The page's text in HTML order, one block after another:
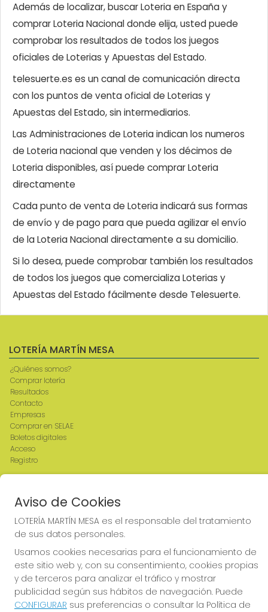
Además de localizar, buscar Loteria en España y
comprar Loteria Nacional donde elija, usted puede
comprobar los resultados de todos los juegos
oficiales de Loterias y Apuestas del Estado.
telesuerte.es es un canal de comunicación directa
con los puntos de venta oficial de Loterias y
Apuestas del Estado, sin intermediarios.
Las Administraciones de Loteria indican los numeros
de Loteria nacional que venden y los décimos de
Loteria disponibles, así puede comprar Loteria
directamente
Cada punto de venta de Loteria indicará sus formas
de envío y de pago para que pueda agilizar el envío
de la Loteria Nacional directamente a su domicilio.
Si lo desea, puede comprobar también los resultados
de todos los juegos que comercializa Loterias y
Apuestas del Estado fácilmente desde Telesuerte.
LOTERÍA MARTÍN MESA
¿Quiénes somos?
Comprar lotería
Resultados
Contacto
Empresas
Comprar en SELAE
Boletos digitales
Acceso
Registro
CONTACTO
ADMINISTRACION DE LOTERIAS: 2-CIUDAD RODRIGO -
RECEPTOR OFICIAL: 64380
923482019
web@admon2martinmesa.es
Aviso de Cookies
LOTERÍA MARTÍN MESA es el responsable del tratamiento
de sus datos personales.
Usamos cookies necesarias para el funcionamiento de
este sitio web y, con su consentimiento, cookies propias
y de terceros para analizar el tráfico y mostrar
publicidad según sus hábitos de navegación. Puede
CONFIGURAR sus preferencias o consultar la Política de